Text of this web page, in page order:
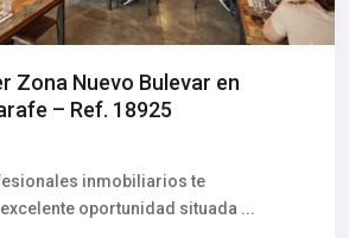
Zona Nuevo Bulevar en
– Ref. 18925
inmobiliarios te
oportunidad situada ...